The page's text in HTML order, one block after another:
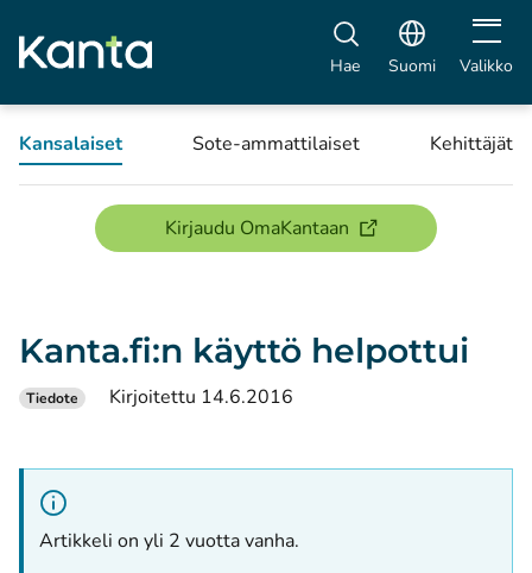
Hae Suomi Avaa
Valikko
Kansalaiset Sote-ammattilaiset Kehittäjät
Kirjaudu OmaKantaan(avautuu uuteen
Kanta.fi:n käyttö helpottui
Tiedote Kirjoitettu 14.6.2016
Artikkeli on yli 2 vuotta vanha.